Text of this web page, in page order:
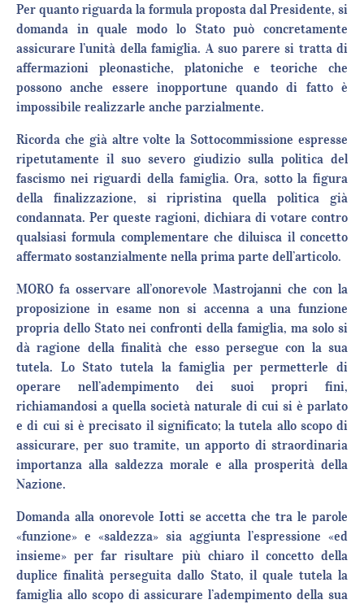
Per quanto riguarda la formula proposta dal Presidente, si
domanda in quale modo lo Stato può concretamente
assicurare l’unità della famiglia. A suo parere si tratta di
affermazioni pleonastiche, platoniche e teoriche che
possono anche essere inopportune quando di fatto è
impossibile realizzarle anche parzialmente.
Ricorda che già altre volte la Sottocommissione espresse
ripetutamente il suo severo giudizio sulla politica del
fascismo nei riguardi della famiglia. Ora, sotto la figura
della finalizzazione, si ripristina quella politica già
condannata. Per queste ragioni, dichiara di votare contro
qualsiasi formula complementare che diluisca il concetto
affermato sostanzialmente nella prima parte dell’articolo.
MORO fa osservare all’onorevole Mastrojanni che con la
proposizione in esame non si accenna a una funzione
propria dello Stato nei confronti della famiglia, ma solo si
dà ragione della finalità che esso persegue con la sua
tutela. Lo Stato tutela la famiglia per permetterle di
operare nell’adempimento dei suoi propri fini,
richiamandosi a quella società naturale di cui si è parlato
e di cui si è precisato il significato; la tutela allo scopo di
assicurare, per suo tramite, un apporto di straordinaria
importanza alla saldezza morale e alla prosperità della
Nazione.
Domanda alla onorevole Iotti se accetta che tra le parole
«funzione» e «saldezza» sia aggiunta l’espressione «ed
insieme» per far risultare più chiaro il concetto della
duplice finalità perseguita dallo Stato, il quale tutela la
famiglia allo scopo di assicurare l’adempimento della sua